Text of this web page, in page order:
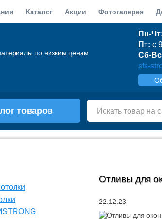
Каталог Акции Фотогалерея
по низким ценам
Пн-Чт:
Пт: с
Сб-
sfs-
товаров
Отливы для
22.12.23